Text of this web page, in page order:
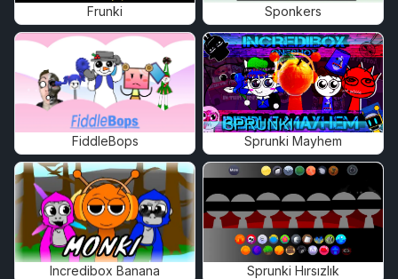
Frunki Sponkers
FiddleBops Sprunki Mayhem
Incredibox Banana Sprunki Hırsızlık